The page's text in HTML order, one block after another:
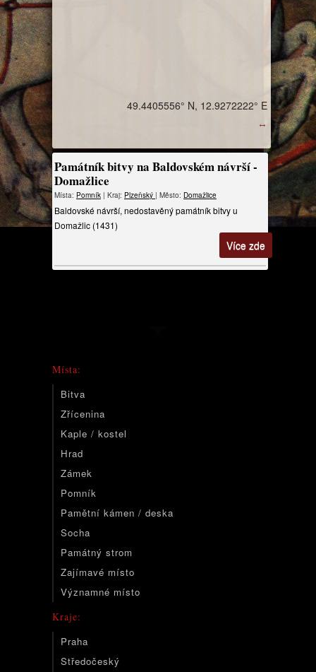
↔
49.4405556° N, 12.9272222° E
Památník bitvy na Baldovském návrší -
Domažlice
Místa: Pomník | Kraj: Plzeňský | Město: Domažlice
Baldovské návrší, nedostavěný památník bitvy u
Domažlic (1431)
Více zde
Místa:
Bitva
Zřícenina
Kaple / kostel
Hrad
Zámek
Pomník
Pamětní kámen / deska
Socha
Památný strom
Zajímavé místo
Významné místo
Kraje:
Praha
Středočeský